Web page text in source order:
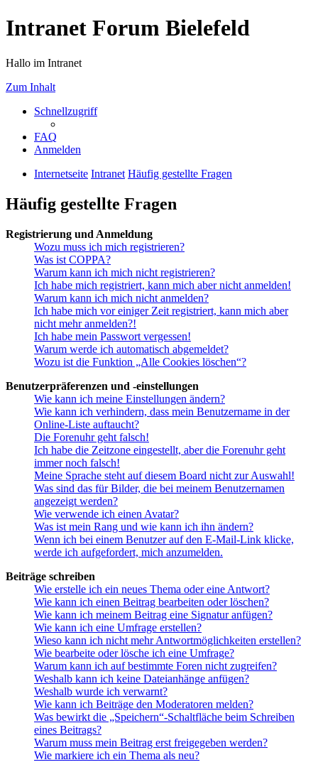
Intranet Forum Bielefeld
Hallo im Intranet
Zum Inhalt
Schnellzugriff
FAQ
Anmelden
Internetseite Intranet Häufig gestellte Fragen
Häufig gestellte Fragen
Registrierung und Anmeldung
Wozu muss ich mich registrieren?
Was ist COPPA?
Warum kann ich mich nicht registrieren?
Ich habe mich registriert, kann mich aber nicht anmelden!
Warum kann ich mich nicht anmelden?
Ich habe mich vor einiger Zeit registriert, kann mich aber
nicht mehr anmelden?!
Ich habe mein Passwort vergessen!
Warum werde ich automatisch abgemeldet?
Wozu ist die Funktion „Alle Cookies löschen“?
Benutzerpräferenzen und -einstellungen
Wie kann ich meine Einstellungen ändern?
Wie kann ich verhindern, dass mein Benutzername in der
Online-Liste auftaucht?
Die Forenuhr geht falsch!
Ich habe die Zeitzone eingestellt, aber die Forenuhr geht
immer noch falsch!
Meine Sprache steht auf diesem Board nicht zur Auswahl!
Was sind das für Bilder, die bei meinem Benutzernamen
angezeigt werden?
Wie verwende ich einen Avatar?
Was ist mein Rang und wie kann ich ihn ändern?
Wenn ich bei einem Benutzer auf den E-Mail-Link klicke,
werde ich aufgefordert, mich anzumelden.
Beiträge schreiben
Wie erstelle ich ein neues Thema oder eine Antwort?
Wie kann ich einen Beitrag bearbeiten oder löschen?
Wie kann ich meinem Beitrag eine Signatur anfügen?
Wie kann ich eine Umfrage erstellen?
Wieso kann ich nicht mehr Antwortmöglichkeiten erstellen?
Wie bearbeite oder lösche ich eine Umfrage?
Warum kann ich auf bestimmte Foren nicht zugreifen?
Weshalb kann ich keine Dateianhänge anfügen?
Weshalb wurde ich verwarnt?
Wie kann ich Beiträge den Moderatoren melden?
Was bewirkt die „Speichern“-Schaltfläche beim Schreiben
eines Beitrags?
Warum muss mein Beitrag erst freigegeben werden?
Wie markiere ich ein Thema als neu?